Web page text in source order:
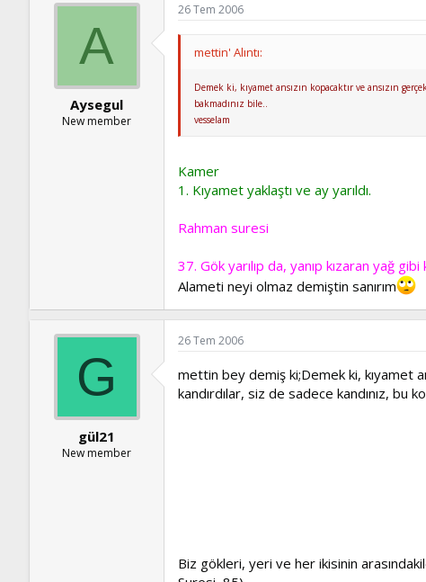
A
Aysegul
New member
26 Tem 2006
mettin' Alıntı:
Demek ki, kıyamet ansızın kopacaktır ve ansızın
bakmadınız bile..
vesselam
Kamer
1. Kıyamet yaklaştı ve ay yarıldı.
Rahman suresi
37. Gök yarılıp da, yanıp kızaran yağ
Alameti neyi olmaz demiştin sanırım
G
gül21
New member
26 Tem 2006
mettin bey demiş ki;Demek ki, kıyamet
kandırdılar, siz de sadece kandınız, bu
Biz gökleri, yeri ve her ikisinin